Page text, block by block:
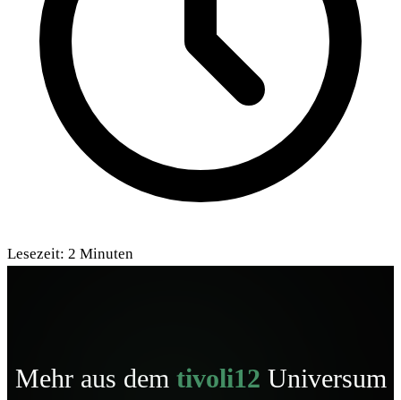
Lesezeit: 2 Minuten
Mehr aus dem tivoli12 Universum